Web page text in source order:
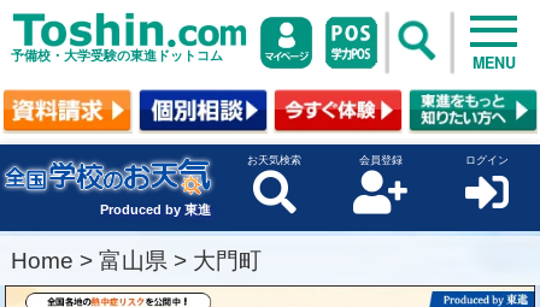
予備校・大学受験の東進ドットコム MENU
Produced by 東進
お天気検索 会員登録 ログイン
Home > 富山県 > 大門町